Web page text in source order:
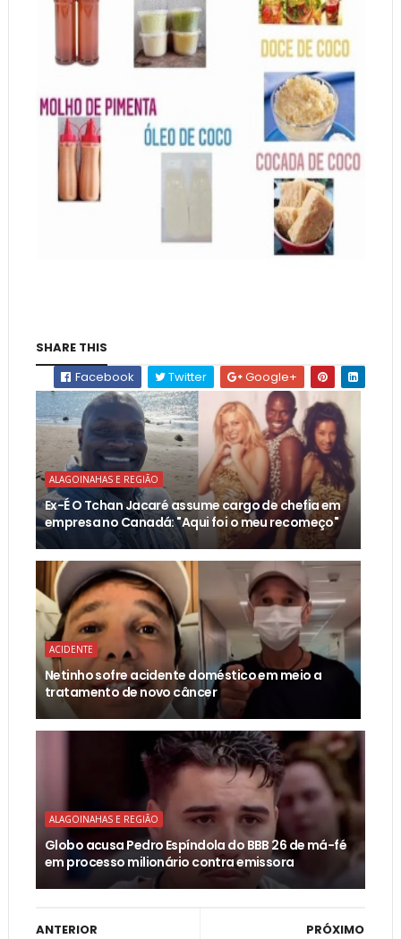
SHARE THIS
Facebook
Twitter Google+
ALAGOINAHAS E REGIÃO
Ex-É O Tchan Jacaré assume cargo de chefia em
empresa no Canadá: "Aqui foi o meu recomeço"
ACIDENTE
Netinho sofre acidente doméstico em meio a
tratamento de novo câncer
ALAGOINAHAS E REGIÃO
Globo acusa Pedro Espíndola do BBB 26 de má-fé
em processo milionário contra emissora
PRÓXIMO
ANTERIOR